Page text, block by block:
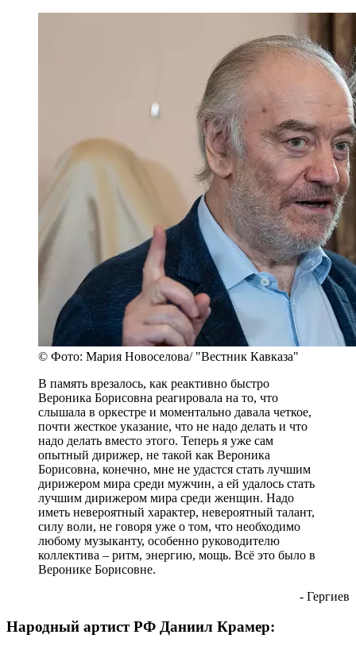
© Фото: Мария Новоселова/ "Вестник Кавказа"
В память врезалось, как реактивно быстро
Вероника Борисовна реагировала на то, что
слышала в оркестре и моментально давала четкое,
почти жесткое указание, что не надо делать и что
надо делать вместо этого. Теперь я уже сам
опытный дирижер, не такой как Вероника
Борисовна, конечно, мне не удастся стать лучшим
дирижером мира среди мужчин, а ей удалось стать
лучшим дирижером мира среди женщин. Надо
иметь невероятный характер, невероятный талант,
силу воли, не говоря уже о том, что необходимо
любому музыканту, особенно руководителю
коллектива – ритм, энергию, мощь. Всё это было в
Веронике Борисовне.
- Гергиев
Народный артист РФ Даниил Крамер: